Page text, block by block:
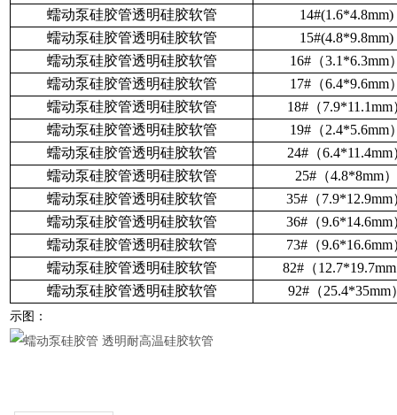
蠕动泵硅胶管透明硅胶软管
14#(1.6*4.8mm)
蠕动泵硅胶管透明硅胶软管
15#(4.8*9.8mm)
蠕动泵硅胶管透明硅胶软管
16#（3.1*6.3mm
蠕动泵硅胶管透明硅胶软管
17#（6.4*9.6mm
蠕动泵硅胶管透明硅胶软管
18#（7.9*11.1mm
蠕动泵硅胶管透明硅胶软管
19#（2.4*5.6mm
蠕动泵硅胶管透明硅胶软管
24#（6.4*11.4mm
蠕动泵硅胶管透明硅胶软管
25#（4.8*8mm
蠕动泵硅胶管透明硅胶软管
35#（7.9*12.9mm
蠕动泵硅胶管透明硅胶软管
36#（9.6*14.6mm
蠕动泵硅胶管透明硅胶软管
73#（9.6*16.6mm
蠕动泵硅胶管透明硅胶软管
82#（
蠕动泵硅胶管透明硅胶软管
92#（25.4*35mm
示图：